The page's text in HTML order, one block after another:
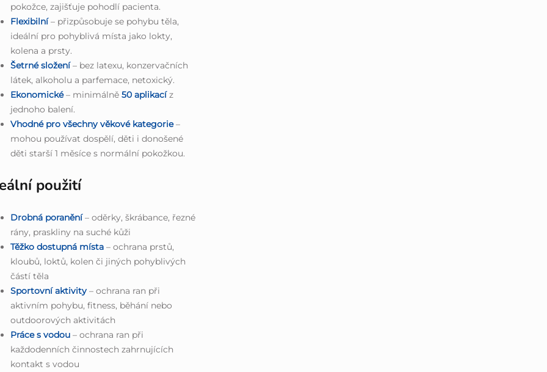
pokožce, zajišťuje pohodlí pacienta.
Flexibilní– přizpůsobuje se pohybu těla,
ideální pro pohyblivá místa jako lokty,
kolena a prsty.
Šetrné složení– bez latexu, konzervačních
látek, alkoholu a parfemace, netoxický.
Ekonomické– minimálně50 aplikacíz
jednoho balení.
Vhodné pro všechny věkové kategorie–
mohou používat dospělí, děti i donošené
děti starší 1 měsíce s normální pokožkou.
použití
Drobná poranění– oděrky, škrábance, řezné
rány, praskliny na suché kůži
Těžko dostupná místa – ochrana prstů,
kloubů, loktů, kolen či jiných pohyblivých
částí těla
Sportovní aktivity– ochrana ran při
aktivním pohybu, fitness, běhání nebo
outdoorových aktivitách
Práce s vodou – ochrana ran při
každodenních činnostech zahrnujících
kontakt s vodou